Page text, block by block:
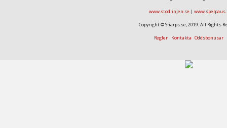
www.stodlinjen.se |
Copyright © Sharps.se, 2019. All Rights
Regler Kontakta Oddsbonusar